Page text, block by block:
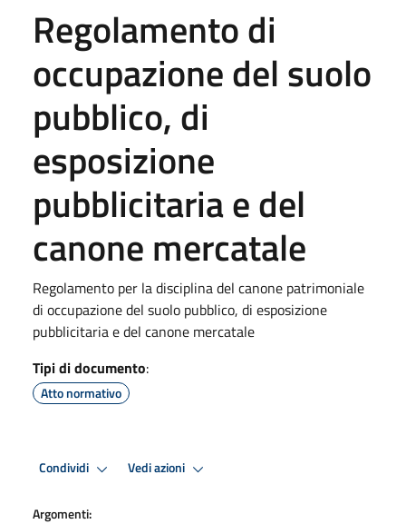
Regolamento di
occupazione del suolo
pubblico, di
esposizione
pubblicitaria e del
canone mercatale
Regolamento per la disciplina del canone patrimoniale
di occupazione del suolo pubblico, di esposizione
pubblicitaria e del canone mercatale
Tipi di documento:
Atto normativo
Condividi Vedi azioni
Argomenti: